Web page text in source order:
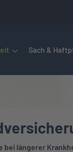
sich dasSach &
bei längerer